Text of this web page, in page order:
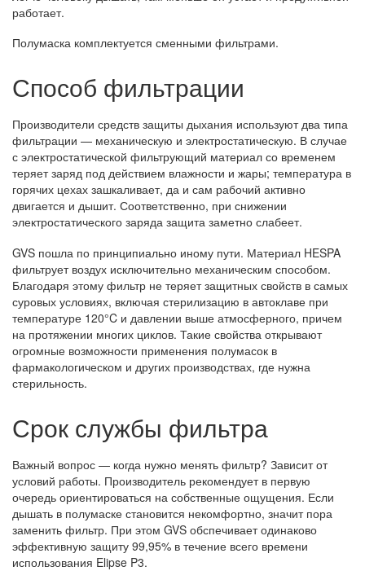
работает.
Полумаска комплектуется сменными фильтрами.
Способ фильтрации
Производители средств защиты дыхания используют два типа
фильтрации — механическую и электростатическую. В случае
с электростатической фильтрующий материал со временем
теряет заряд под действием влажности и жары; температура в
горячих цехах зашкаливает, да и сам рабочий активно
двигается и дышит. Соответственно, при снижении
электростатического заряда защита заметно слабеет.
GVS пошла по принципиально иному пути. Материал HESPA
фильтрует воздух исключительно механическим способом.
Благодаря этому фильтр не теряет защитных свойств в самых
суровых условиях, включая стерилизацию в автоклаве при
температуре 120°C и давлении выше атмосферного, причем
на протяжении многих циклов. Такие свойства открывают
огромные возможности применения полумасок в
фармакологическом и других производствах, где нужна
стерильность.
Срок службы фильтра
Важный вопрос — когда нужно менять фильтр? Зависит от
условий работы. Производитель рекомендует в первую
очередь ориентироваться на собственные ощущения. Если
дышать в полумаске становится некомфортно, значит пора
заменить фильтр. При этом GVS обспечивает одинаково
эффективную защиту 99,95% в течение всего времени
использования Elipse P3.